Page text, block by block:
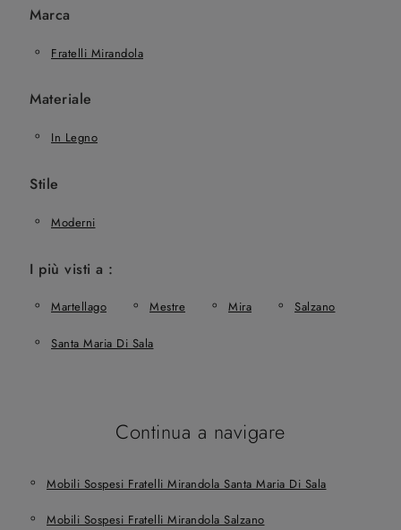
Marca
Fratelli Mirandola
Materiale
In Legno
Stile
Moderni
I più visti a :
Martellago Mestre Mira Salzano
Santa Maria Di Sala
Continua a navigare
Mobili Sospesi Fratelli Mirandola Santa Maria Di Sala
Mobili Sospesi Fratelli Mirandola Salzano